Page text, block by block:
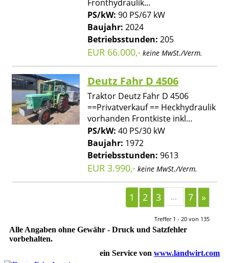
Fronthydraulik...
PS/kW: 90 PS/67 kW
Baujahr: 2024
Betriebsstunden: 205
EUR 66.000,- keine MwSt./Verm.
Deutz Fahr D 4506
Traktor Deutz Fahr D 4506
==Privatverkauf == Heckhydraulik
vorhanden Frontkiste inkl...
PS/kW: 40 PS/30 kW
Baujahr: 1972
Betriebsstunden: 9613
EUR 3.990,- keine MwSt./Verm.
1 2 3 ... 7 »
Treffer 1 - 20 von 135
Alle Angaben ohne Gewähr - Druck und Satzfehler
vorbehalten.
ein Service von www.landwirt.com